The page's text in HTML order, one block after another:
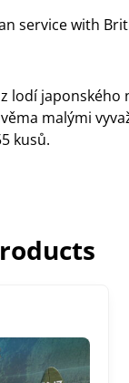
service with
lodí
malými
kusů.